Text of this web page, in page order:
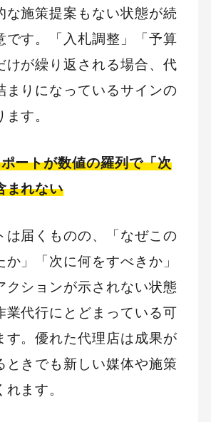
SNS広告
TikTok
代行Tips
トリニューアル
析
ンサーマーケTips
トサイト
マーケティング
ディスプレイ広告
リスティング広告
ディング
採用サイト
ート
な施策提案もない状態が続
です。「入札調整」「予算
けが繰り返される場合、代
まりになっているサインの
す。
ートが数値の羅列で「次
まれない
は届くものの、「なぜこの
か」「次に何をすべきか」
クションが示されない状態
業代行にとどまっている可
す。優れた代理店は成果が
ときでも新しい媒体や施策
ます。